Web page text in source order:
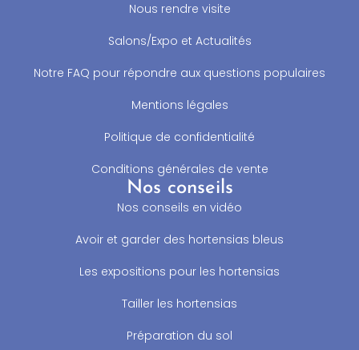
Nous rendre visite
Salons/Expo et Actualités
Notre FAQ pour répondre aux questions populaires
Mentions légales
Politique de confidentialité
Conditions générales de vente
Nos conseils
Nos conseils en vidéo
Avoir et garder des hortensias bleus
Les expositions pour les hortensias
Tailler les hortensias
Préparation du sol